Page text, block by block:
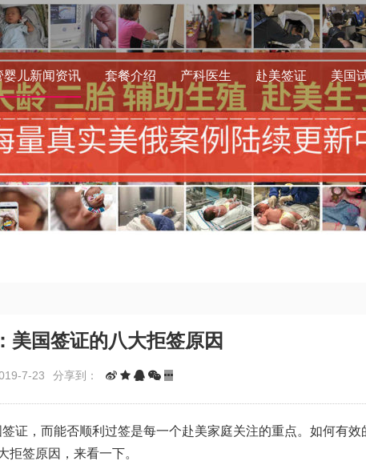
婴儿新闻资讯 套餐介绍 产科医生 赴美签证 美国
美国签证的八大拒签原因
7-23 分享到：
证，而能否顺利过签是每一个赴美家庭关注的重点。如何有效
拒签原因，来看一下。